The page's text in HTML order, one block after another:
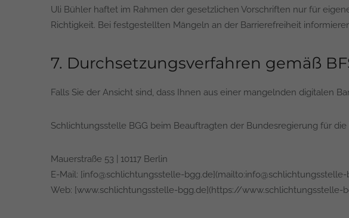
Uli Bühler haftet im Rahmen der gesetzlichen Vorschriften nur für
Richtigkeit. Bei festgestellten Mängeln an der Barrierefreiheit
7. Durchsetzungsverfahren gemäß
Falls Sie der Ansicht sind, dass Ihnen aus einer mangelnden digitalen
Schlichtungsstelle BGG beim Beauftragten der Bundesregierung für
Mauerstraße 53 | 10117 Berlin
E-Mail: [info@schlichtungsstelle-bgg.de](mailto:info@schlichtungsstelle-
Web: [www.schlichtungsstelle-bgg.de](https://www.schlichtungsstelle-